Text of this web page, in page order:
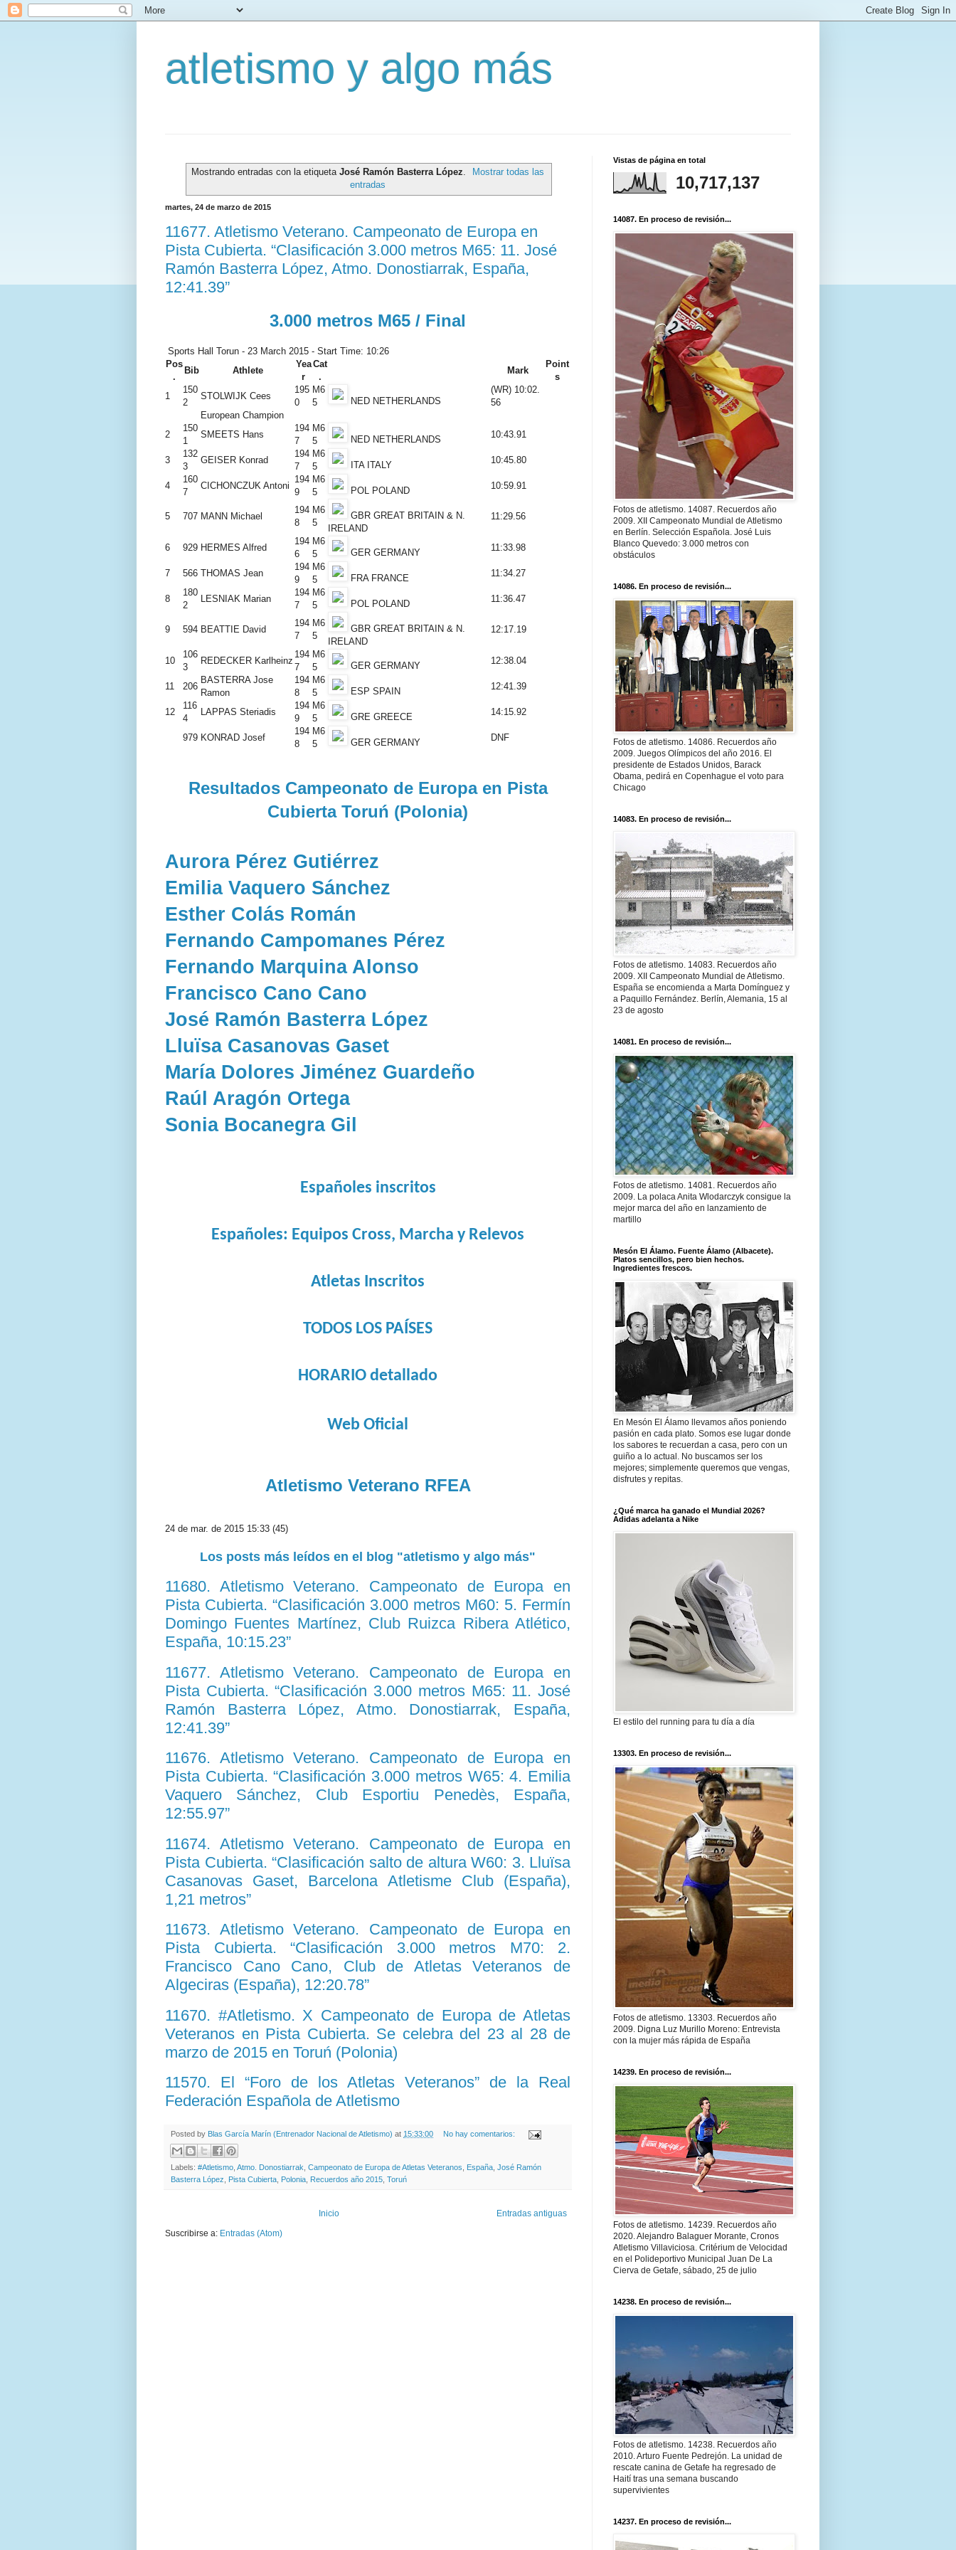
atletismo y algo más
Mostrando entradas con la etiqueta José Ramón Basterra López
Mostrar todas las
entradas
martes, 24 de marzo de 2015
11677. Atletismo Veterano. Campeonato de Europa en
Pista Cubierta. “Clasificación 3.000 metros M65: 11. José
Ramón Basterra López, Atmo. Donostiarrak, España,
12:41.39”
3.000 metros M65 / Final
Sports Hall Torun - 23 March 2015 - Start Time: 10:26
Pos
.
Bib Athlete
Yea
r
Cat
.
Mark
Point
s
1
150
2
STOLWIJK Cees
195
0
M6
5
NED NETHERLANDS
(WR) 10:02.
56
European Champion
2
150
1
SMEETS Hans
194
7
M6
5
NED NETHERLANDS 10:43.91
3
132
3
GEISER Konrad
194
7
M6
5
ITA ITALY 10:45.80
4
160
7
CICHONCZUK Antoni
194
9
M6
5
POL POLAND 10:59.91
5 707 MANN Michael
194
8
M6
5
GBR GREAT BRITAIN & N.
IRELAND
11:29.56
6 929 HERMES Alfred
194
6
M6
5
GER GERMANY 11:33.98
7 566 THOMAS Jean
194
9
M6
5
FRA FRANCE 11:34.27
8
180
2
LESNIAK Marian
194
7
M6
5
POL POLAND 11:36.47
9 594 BEATTIE David
194
7
M6
5
GBR GREAT BRITAIN & N.
IRELAND
12:17.19
10
106
3
REDECKER Karlheinz
194
7
M6
5
GER GERMANY 12:38.04
11 206
BASTERRA Jose
Ramon
194
8
M6
5
ESP SPAIN 12:41.39
12
116
4
LAPPAS Steriadis
194
9
M6
5
GRE GREECE 14:15.92
979 KONRAD Josef
194
8
M6
5
GER GERMANY DNF
Resultados Campeonato de Europa en Pista
Cubierta Toruń (Polonia)
Aurora Pérez Gutiérrez
Emilia Vaquero Sánchez
Esther Colás Román
Fernando Campomanes Pérez
Fernando Marquina Alonso
Francisco Cano Cano
José Ramón Basterra López
Lluïsa Casanovas Gaset
María Dolores Jiménez Guardeño
Raúl Aragón Ortega
Sonia Bocanegra Gil
Españoles inscritos
Españoles: Equipos Cross, Marcha y Relevos
Atletas Inscritos
TODOS LOS PAÍSES
HORARIO detallado
Web Oficial
Atletismo Veterano RFEA
24 de mar. de 2015 15:33 (45)
Los posts más leídos en el blog "atletismo y algo más"
11680. Atletismo Veterano. Campeonato de Europa en
Pista Cubierta. “Clasificación 3.000 metros M60: 5. Fermín
Domingo Fuentes Martínez, Club Ruizca Ribera Atlético,
España, 10:15.23”
11677. Atletismo Veterano. Campeonato de Europa en
Pista Cubierta. “Clasificación 3.000 metros M65: 11. José
Ramón Basterra López, Atmo. Donostiarrak, España,
12:41.39”
11676. Atletismo Veterano. Campeonato de Europa en
Pista Cubierta. “Clasificación 3.000 metros W65: 4. Emilia
Vaquero Sánchez, Club Esportiu Penedès, España,
12:55.97”
11674. Atletismo Veterano. Campeonato de Europa en
Pista Cubierta. “Clasificación salto de altura W60: 3. Lluïsa
Casanovas Gaset, Barcelona Atletisme Club (España),
1,21 metros”
11673. Atletismo Veterano. Campeonato de Europa en
Pista Cubierta. “Clasificación 3.000 metros M70: 2.
Francisco Cano Cano, Club de Atletas Veteranos de
Algeciras (España), 12:20.78”
11670. #Atletismo. X Campeonato de Europa de Atletas
Veteranos en Pista Cubierta. Se celebra del 23 al 28 de
marzo de 2015 en Toruń (Polonia)
11570. El “Foro de los Atletas Veteranos” de la Real
Federación Española de Atletismo
Posted by Blas García Marín (Entrenador Nacional de Atletismo) at 15:33:00 No hay comentarios:
Labels: #Atletismo, Atmo. Donostiarrak, Campeonato de Europa de Atletas Veteranos, España, José Ramón
Basterra López, Pista Cubierta, Polonia, Recuerdos año 2015, Toruń
Entradas antiguas
Inicio
Suscribirse a: Entradas (Atom)
Vistas de página en total
10,717,137
14087. En proceso de revisión...
Fotos de atletismo. 14087. Recuerdos año
2009. XII Campeonato Mundial de Atletismo
en Berlín. Selección Española. José Luis
Blanco Quevedo: 3.000 metros con
obstáculos
14086. En proceso de revisión...
Fotos de atletismo. 14086. Recuerdos año
2009. Juegos Olímpicos del año 2016. El
presidente de Estados Unidos, Barack
Obama, pedirá en Copenhague el voto para
Chicago
14083. En proceso de revisión...
Fotos de atletismo. 14083. Recuerdos año
2009. XII Campeonato Mundial de Atletismo.
España se encomienda a Marta Domínguez y
a Paquillo Fernández. Berlín, Alemania, 15 al
23 de agosto
14081. En proceso de revisión...
Fotos de atletismo. 14081. Recuerdos año
2009. La polaca Anita Wlodarczyk consigue la
mejor marca del año en lanzamiento de
martillo
Mesón El Álamo. Fuente Álamo (Albacete).
Platos sencillos, pero bien hechos.
Ingredientes frescos.
En Mesón El Álamo llevamos años poniendo
pasión en cada plato. Somos ese lugar donde
los sabores te recuerdan a casa, pero con un
guiño a lo actual. No buscamos ser los
mejores; simplemente queremos que vengas,
disfrutes y repitas.
¿Qué marca ha ganado el Mundial 2026?
Adidas adelanta a Nike
El estilo del running para tu día a día
13303. En proceso de revisión...
Fotos de atletismo. 13303. Recuerdos año
2009. Digna Luz Murillo Moreno: Entrevista
con la mujer más rápida de España
14239. En proceso de revisión...
Fotos de atletismo. 14239. Recuerdos año
2020. Alejandro Balaguer Morante, Cronos
Atletismo Villaviciosa. Critérium de Velocidad
en el Polideportivo Municipal Juan De La
Cierva de Getafe, sábado, 25 de julio
14238. En proceso de revisión...
Fotos de atletismo. 14238. Recuerdos año
2010. Arturo Fuente Pedrejón. La unidad de
rescate canina de Getafe ha regresado de
Haití tras una semana buscando
supervivientes
14237. En proceso de revisión...